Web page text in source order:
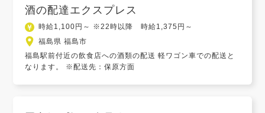
酒の配達エクスプレス
時給1,100円～ ※22時以降 時給1,375円～
福島県 福島市
福島駅前付近の飲食店への酒類の配送 軽ワゴン車での配送と
なります。 ※配送先：保原方面